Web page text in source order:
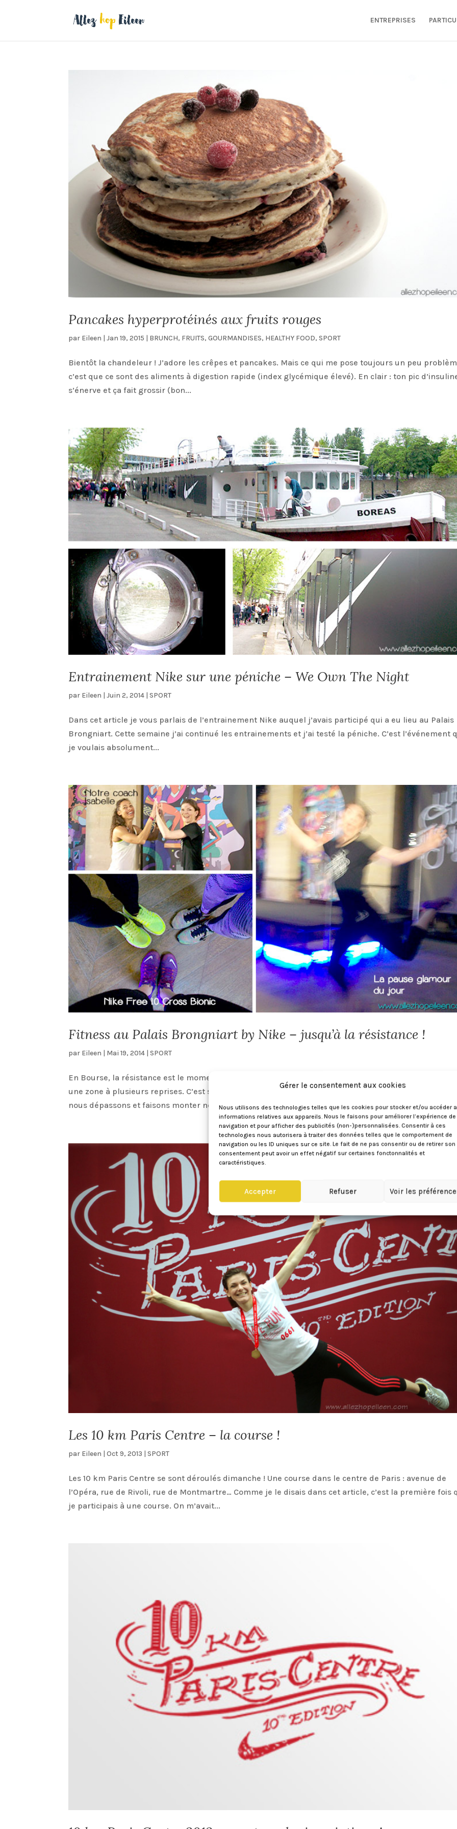
Gérer le consentement aux cookies
Nous utilisons des technologies telles que les cookies pour stocker et/ou accéder
informations relatives aux appareils. Nous le faisons pour améliorer l’expérience de
navigation et pour afficher des publicités (non-)personnalisées. Consentir à ces
technologies nous autorisera à traiter des données telles que le comportement de
navigation ou les ID uniques sur ce site. Le fait de ne pas consentir ou de retirer son
consentement peut avoir un effet négatif sur certaines fonctonnalités et
caractéristiques.
Accepter Refuser Voir les
ENTREPRISES
Pancakes hyperprotéinés aux fruits rouges
par Eileen |Jan 19, 2015 | BRUNCH, FRUITS,GOURMANDISES, HEALTHY FOOD,SPORT
Bientôt la chandeleur ! J’adore les crêpes et pancakes. Mais ce qui me pose toujours un peu
c’est que ce sont des aliments à digestion rapide (index glycémique élevé). En clair : ton pic
s’énerve et ça fait grossir (bon...
Entrainement Nike sur une péniche – We Own The Night
par Eileen |Juin 2, 2014 |SPORT
Dans cet article je vous parlais de l’entrainement Nike auquel j’avais participé qui a eu lieu au Palais
Brongniart. Cette semaine j’ai continué les entrainements et j’ai testé la péniche. C’est l’événement
je voulais absolument...
Fitness au Palais Brongniart by Nike – jusqu’à la résistance !
par Eileen | Mai 19, 2014 |SPORT
En Bourse, la résistance est le moment où la courbe a monté et qu’elle s’arrête de monter en
une zone à plusieurs reprises. C’est son maximum de manière temporaire. Grâce à Nike, nous aussi
nous dépassons et faisons monter notre...
Les 10 km Paris Centre – la course !
par Eileen |Oct 9, 2013 |SPORT
Les 10 km Paris Centre se sont déroulés dimanche ! Une course dans le centre de Paris : avenue de
l’Opéra, rue de Rivoli, rue de Montmartre… Comme je le disais dans cet article, c’est la première fois
je participais à une course. On m’avait...